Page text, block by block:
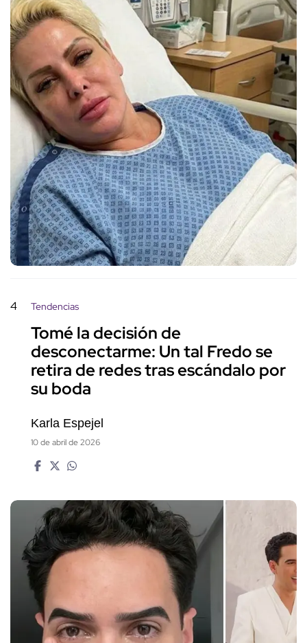
4 Tendencias
Tomé la decisión de
desconectarme: Un tal Fredo se
retira de redes tras escándalo por
su boda
Karla Espejel
10 de abril de 2026